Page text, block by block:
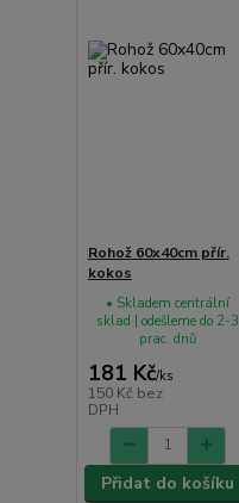
Rohož 60x40cm přír.
kokos
181 Kč/ks
150 Kč bez
DPH
• Skladem centrální
sklad | odešleme do 2-3
prac. dnů
Přidat do košíku